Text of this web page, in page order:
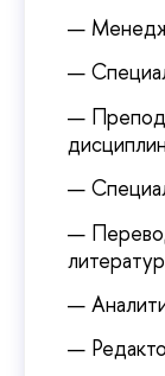
—
—
—
—
—
—
—